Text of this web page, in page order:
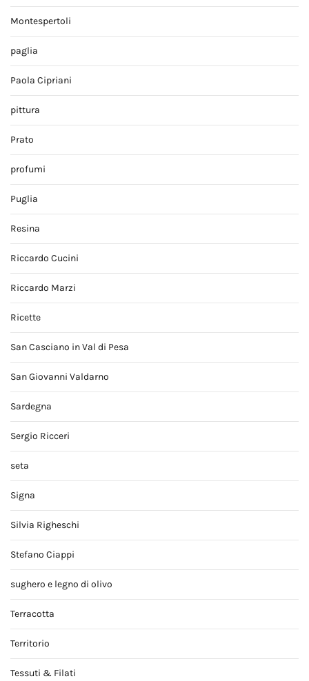
Montespertoli
paglia
Paola Cipriani
pittura
Prato
profumi
Puglia
Resina
Riccardo Cucini
Riccardo Marzi
Ricette
San Casciano in Val di Pesa
San Giovanni Valdarno
Sardegna
Sergio Ricceri
seta
Signa
Silvia Righeschi
Stefano Ciappi
sughero e legno di olivo
Terracotta
Territorio
Tessuti & Filati